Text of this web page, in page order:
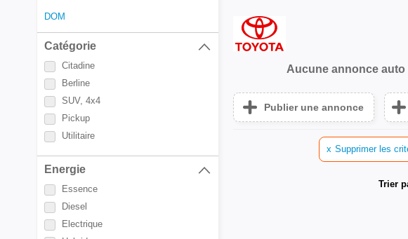
DOM
Catégorie
Citadine
Berline
SUV, 4x4
Pickup
Utilitaire
Energie
Essence
Diesel
Electrique
Aucune annonce auto
Publier une annonce
x Supprimer les
Trier